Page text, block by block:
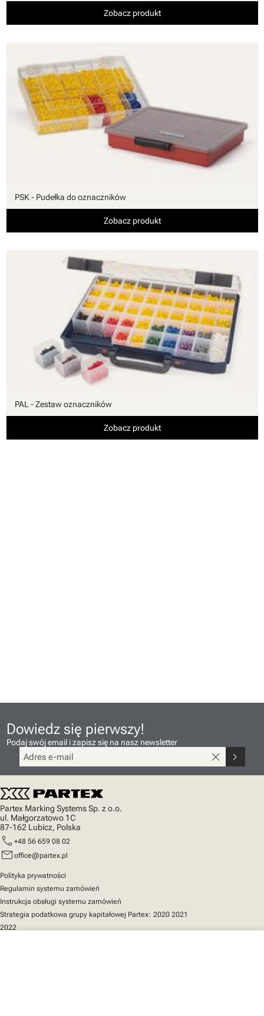
Zobacz produkt
PSK - Pudełka do oznaczników
Zobacz produkt
PAL - Zestaw oznaczników
Zobacz produkt
Dowiedz się pierwszy!
Podaj swój email i zapisz się na nasz newsletter
close chevron_right
Partex Marking Systems Sp. z o.o.
ul. Małgorzatowo 1C
87-162 Lubicz, Polska
call +48 56 659 08 02
mail office@partex.pl
Polityka prywatności
Regulamin systemu zamówień
Instrukcja obsługi systemu zamówień
Strategia podatkowa grupy kapitałowej Partex: 2020 2021
2022